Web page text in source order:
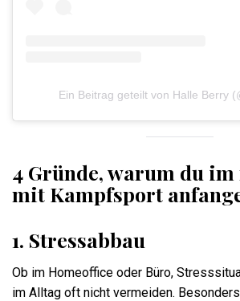
Ein Beitrag geteilt von Halle Berry
4 Gründe, warum du im
mit Kampfsport
1. Stressabbau
Ob im Homeoffice oder Büro,
im Alltag oft nicht vermeiden. Besonders